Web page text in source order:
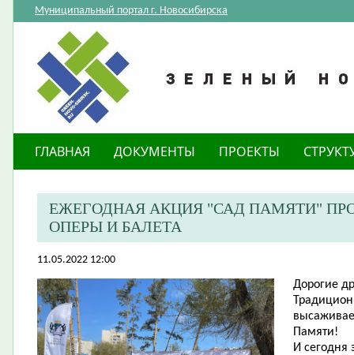
Муниципальный портал г. Новосибирска
ГЛАВНАЯ ДОКУМЕНТЫ ПРОЕКТЫ
ЕЖЕГОДНАЯ АКЦИЯ "САД ПАМЯТИ"
ОПЕРЫ И БАЛЕТА
11.05.2022 12:00
Дорогие
Памяти!
И сегодня